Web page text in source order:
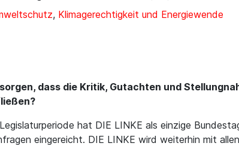
, Klimagerechtigkeit und Energiewende
dass die Kritik, Gutachten und
hat DIE LINKE als einzige
eingereicht. DIE LINKE wird weiterhin mit